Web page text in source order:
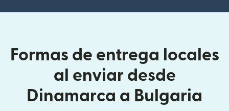
Formas de entrega locales
al enviar desde
Dinamarca a Bulgaria